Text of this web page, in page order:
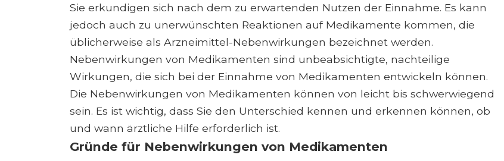
Sie erkundigen sich nach dem zu erwartenden Nutzen der Einnahme. Es kann
jedoch auch zu unerwünschten Reaktionen auf Medikamente kommen, die
üblicherweise als Arzneimittel-Nebenwirkungen bezeichnet werden.
Nebenwirkungen von Medikamenten sind unbeabsichtigte, nachteilige
Wirkungen, die sich bei der Einnahme von Medikamenten entwickeln können.
Die Nebenwirkungen von Medikamenten können von leicht bis schwerwiegend
sein. Es ist wichtig, dass Sie den Unterschied kennen und erkennen können, ob
und wann ärztliche Hilfe erforderlich ist.
Gründe für Nebenwirkungen von Medikamenten